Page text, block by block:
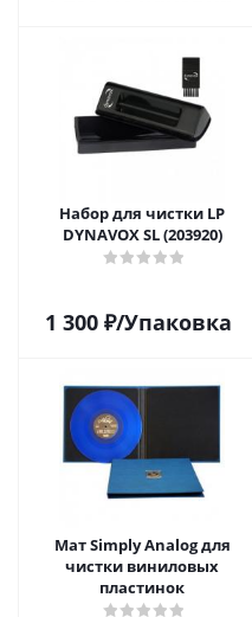
Набор для чистки LP
DYNAVOX SL (203920)
1 300₽/Упаковка
Мат Simply Analog для
чистки виниловых
пластинок